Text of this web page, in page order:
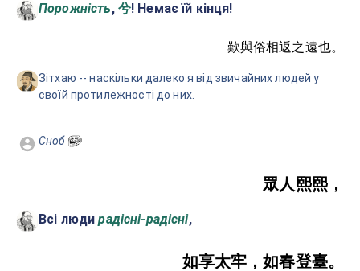
Порожність, 兮! Немає їй кінця!
歎與俗相返之遠也。
Зітхаю -- наскільки далеко я від звичайних людей у
своїй протилежності до них.
Сноб
眾人熙熙，
Всі людирадісні-радісні,
如享太牢，如春登臺。